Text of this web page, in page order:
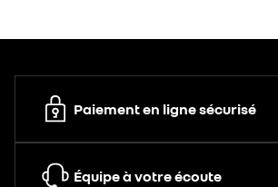
Paiement en ligne sécurisé
Équipe à votre écoute